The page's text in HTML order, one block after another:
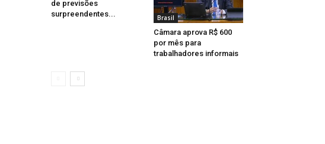
de previsões
surpreendentes...
Brasil
Câmara aprova R$ 600
por mês para
trabalhadores informais